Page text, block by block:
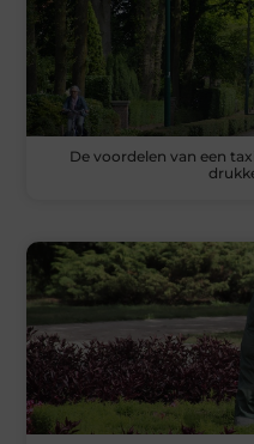
De voordelen van een